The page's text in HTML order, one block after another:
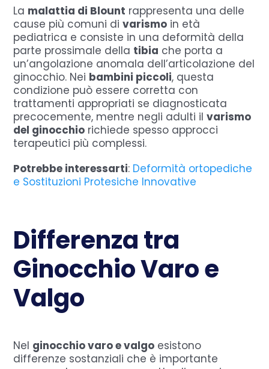
La malattia di Blount rappresenta una delle
cause più comuni divarismo in età
pediatrica e consiste in una deformità della
parte prossimale della tibia che porta a
un’angolazione anomala dell’articolazione del
ginocchio. Nei bambini piccoli, questa
condizione può essere corretta con
trattamenti appropriati se diagnosticata
precocemente, mentre negli adulti ilvarismo
del ginocchio richiede spesso approcci
terapeutici più complessi.
Potrebbe interessarti: Deformità ortopediche
e Sostituzioni Protesiche Innovative
Differenza tra
Ginocchio Varo e
Valgo
Nel ginocchio varo e valgo esistono
differenze sostanziali che è importante